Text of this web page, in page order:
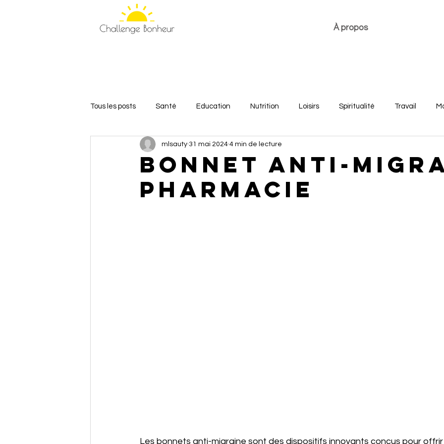
À propos
Tous les posts Santé Education Nutrition Loisirs Spiritualité Travail
Relations et Amour Bien-être Développement personnel
Bonnet Anti-
Pharmacie
mlsauty 31 mai 2024 4 min de lecture
Les bonnets anti-migraine sont des dispositifs innovants conçus pour